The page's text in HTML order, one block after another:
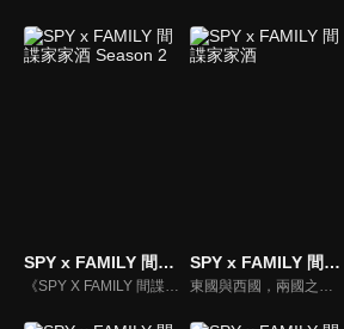
SPY x FAMILY 間諜家家酒 Season 2
《SPY X FAMILY 間諜家家酒》動漫線上看。東國與西國，兩國之間已持續冷戰了十多年。隸屬於西國情報局對東課〈WISE〉的幹練間諜〈黃昏〉，被指派一項極機密任務，奉命接近威脅東西和平的危險人物，要刺探出東國國家統一黨黨魁──唐納文‧戴斯蒙德的戰爭計畫…
SPY x FAMILY 間諜家家酒
東國與西國，兩國之間已持續冷戰了十多年。隸屬於西國情報局對東課〈WISE〉的幹練間諜〈黃昏〉，被指派一項極機密任務，奉命接近威脅東西和平的危險人物，要刺探出東國國家統一黨黨魁──唐納文‧戴斯蒙德的戰爭計畫…